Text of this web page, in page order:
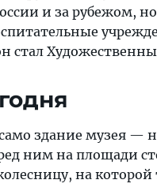
и за рубежом,
стал
здание музея —
ним на площади
на